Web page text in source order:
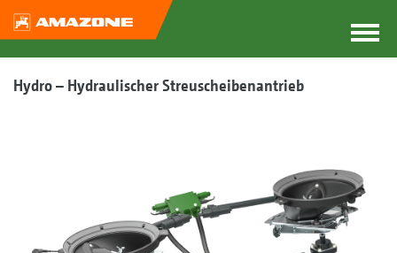
Hydro – Hydraulischer Streuscheibenantrieb